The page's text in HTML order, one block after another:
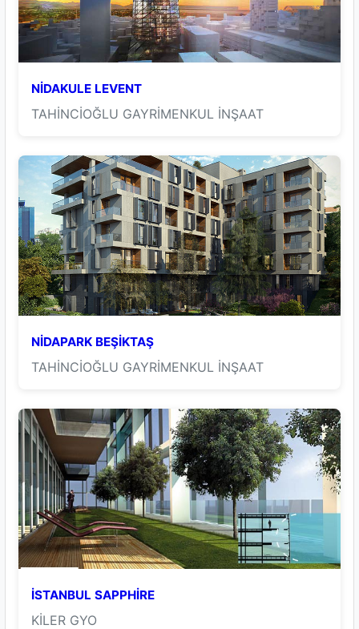
NİDAKULE LEVENT
TAHİNCİOĞLU GAYRİMENKUL İNŞAAT
NİDAPARK BEŞİKTAŞ
TAHİNCİOĞLU GAYRİMENKUL İNŞAAT
İSTANBUL SAPPHİRE
KİLER GYO